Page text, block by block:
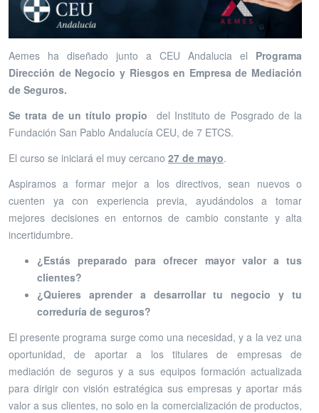
Aemes ha diseñado junto a CEU Andalucia el Programa
Dirección de Negocio y Riesgos en Empresa de Mediación
de Seguros.
Se trata de un título propio
del Instituto de Posgrado de la
Fundación San Pablo Andalucía CEU, de 7 ETCS.
El curso se iniciará el muy cercano 27 de mayo.
Aspiramos a formar mejor a los directivos, sean nuevos o
cuenten ya con experiencia previa, ayudándolos a tomar
mejores decisiones en entornos de cambio constante y alta
incertidumbre.
¿Estás preparado para ofrecer mayor valor a tus
clientes?
¿Quieres aprender a desarrollar tu negocio y tu
correduría de seguros?
El presente programa surge como una necesidad, y a la vez una
oportunidad, de aportar a los titulares de empresas de
mediación de seguros y a sus equipos formación actualizada
para dirigir con visión estratégica sus empresas y aportar más
valor a sus clientes, no solo en la comercialización de productos,